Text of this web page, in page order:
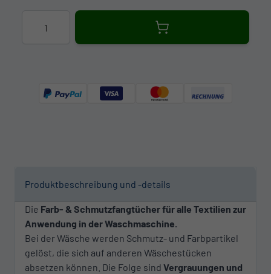
Produktbeschreibung und -details
Die Farb- & Schmutzfangtücher für alle Textilien zur
Anwendung in der Waschmaschine.
Bei der Wäsche werden Schmutz- und Farbpartikel
gelöst, die sich auf anderen Wäschestücken
absetzen können. Die Folge sind Vergrauungen und